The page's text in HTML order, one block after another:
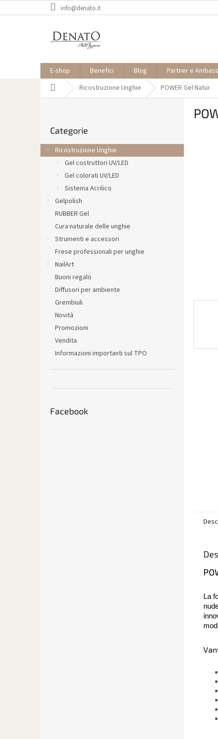
al
info@denato.it
E-shop Benefici Blog
Partner e
Casa Ricostruzione Unghie POWER Gel Natur
a
l
le
Categorie
Ricostruzione Unghie
Gel costruttori UV/LED
Gel colorati UV/LED
Sistema Acrilico
Gelpolish
RUBBER Gel
Cura naturale delle unghie
Strumenti e accessori
Frese professionali per unghie
NailArt
Buoni regalo
Diffusori per ambiente
Grembiuli
Novità
Promozioni
Vendita
Informazioni importanti sul TPO
Facebook
La